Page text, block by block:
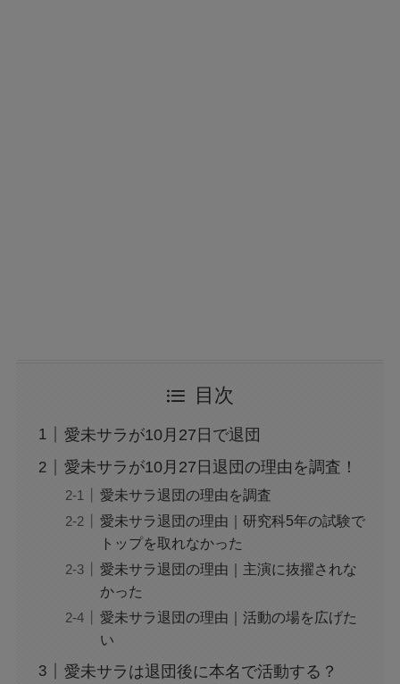
目次
愛未サラが10月27日で退団
愛未サラが10月27日退団の理由を調査！
愛未サラ退団の理由を調査
愛未サラ退団の理由｜研究科5年の試験で
トップを取れなかった
愛未サラ退団の理由｜主演に抜擢されな
かった
愛未サラ退団の理由｜活動の場を広げた
い
愛未サラは退団後に本名で活動する？